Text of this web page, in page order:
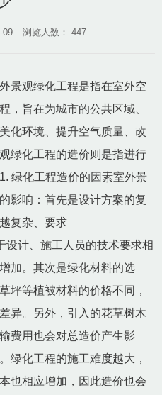
09 浏览人数： 447
景观绿化工程是指在室外空
，旨在为城市的公共区域、
化环境、提升空气质量、改
绿化工程的造价则是指进行
绿化工程造价的因素室外景
影响：首先是设计方案的复
复杂、要求
设计、施工人员的技术要求相
加。其次是绿化材料的选
坪等植被材料的价格不同，
异。另外，引入的花草树木
费用也会对总造价产生影
绿化工程的施工难度越大，
也相应增加，因此造价也会